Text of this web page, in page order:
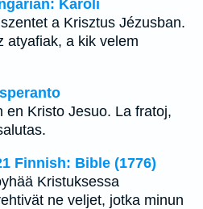
Karoli
a Krisztus Jézusban.
atyafiak, a kik velem
en Kristo Jesuo. La fratoj,
Finnish: Bible (1776)
Kristuksessa
ne veljet, jotka minun